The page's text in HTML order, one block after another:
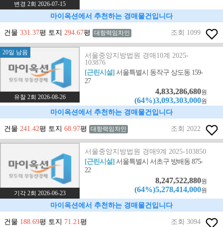
변경 2회 2026-07-15
마이옥션에서 추천하는 경매물건입니다
건물 331.37평 토지 294.67평 대항력임차인 조회 1099
20일 남음
유찰 2회 2026-08-26
서울중앙지방법원 경매10계 2025-
103876
[근린시설]서울특별시 동작구 상도동 159-
27
4,833,286,680원
(64%)3,093,303,000원
마이옥션에서 추천하는 경매물건입니다
건물 241.42평 토지 68.97평 대항력임차인 조회 2022
기각 2회 2026-06-23
서울중앙지방법원 경매9계 2025-103850
[근린시설]서울특별시 서초구 방배동 875-
22
8,247,522,880원
(64%)5,278,414,000원
마이옥션에서 추천하는 경매물건입니다
건물 188.69평 토지 71.21평 조회 3094